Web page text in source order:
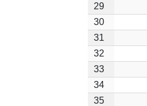
29
30
31
32
33
34
35